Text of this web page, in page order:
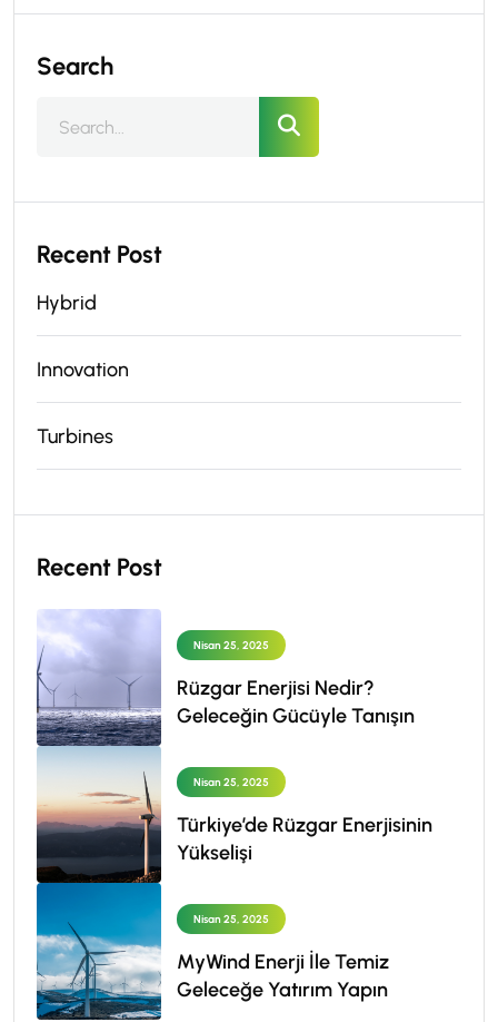
Search
Recent Post
Hybrid
Innovation
Turbines
Recent Post
Nisan 25, 2025
Rüzgar Enerjisi Nedir?
Geleceğin Gücüyle Tanışın
Nisan 25, 2025
Türkiye’de Rüzgar Enerjisinin
Yükselişi
Nisan 25, 2025
MyWind Enerji İle Temiz
Geleceğe Yatırım Yapın